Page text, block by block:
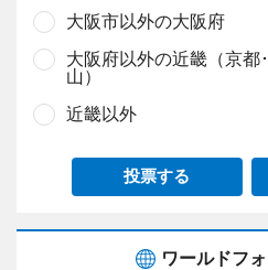
大阪市以外の大阪府
大阪府以外の近畿（京都
山）
近畿以外
投票する
ワールドフ